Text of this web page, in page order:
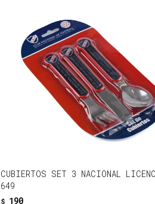
CUBIERTOS SET 3 NACIONAL
649
$ 190